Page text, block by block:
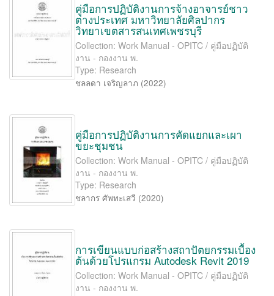
คู่มือการปฏิบัติงานการจ้างอาจารย์ชาว
ต่างประเทศ มหาวิทยาลัยศิลปากร
วิทยาเขตสารสนเทศเพชรบุรี
Collection: Work Manual - OPITC / คู่มือปฏิบัติ
งาน - กองงาน พ.
Type: Research
ชลลดา เจริญลาภ (2022)
คู่มือการปฏิบัติงานการคัดแยกและเผา
ขยะชุมชน
Collection: Work Manual - OPITC / คู่มือปฏิบัติ
งาน - กองงาน พ.
Type: Research
ชลากร ศัพทะเสวี (2020)
การเขียนแบบก่อสร้างสถาปัตยกรรมเบื้อง
ต้นด้วยโปรแกรม Autodesk Revit 2019
Collection: Work Manual - OPITC / คู่มือปฏิบัติ
งาน - กองงาน พ.